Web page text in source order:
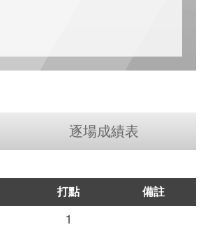
逐場成績表
打點 備註
1